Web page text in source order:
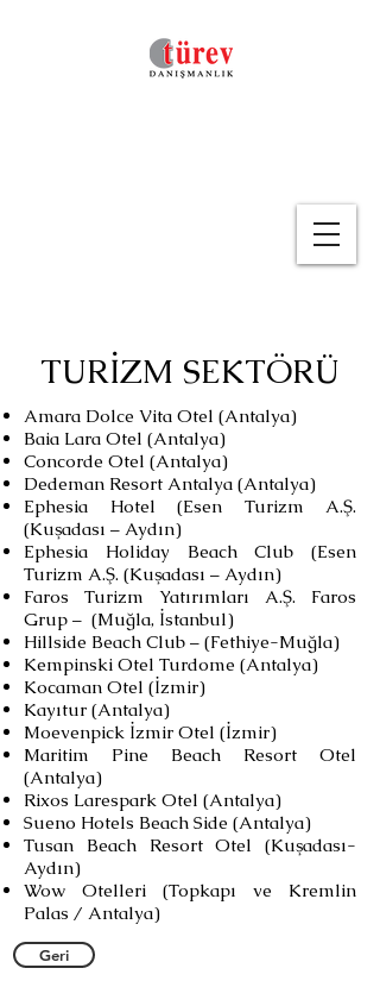
TURİZM SEKTÖRÜ
Amara Dolce Vita Otel (Antalya)
Baia Lara Otel (Antalya)
Concorde Otel (Antalya)
Dedeman Resort Antalya (Antalya)
Ephesia Hotel (Esen Turizm A.Ş.
(Kuşadası – Aydın)
Ephesia Holiday Beach Club (Esen
Turizm A.Ş. (Kuşadası – Aydın)
Faros Turizm Yatırımları A.Ş. Faros
Grup – (Muğla, İstanbul)
Hillside Beach Club – (Fethiye-Muğla)
Kempinski Otel Turdome (Antalya)
Kocaman Otel (İzmir)
Kayıtur (Antalya)
Moevenpick İzmir Otel (İzmir)
Maritim Pine Beach Resort Otel
(Antalya)
Rixos Larespark Otel (Antalya)
Sueno Hotels Beach Side (Antalya)
Tusan Beach Resort Otel (Kuşadası-
Aydın)
Wow Otelleri (Topkapı ve Kremlin
Palas / Antalya)
Geri